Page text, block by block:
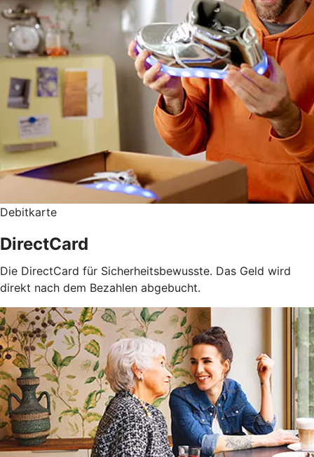
Debitkarte
DirectCard
Die DirectCard für Sicherheitsbewusste. Das Geld wird
direkt nach dem Bezahlen abgebucht.